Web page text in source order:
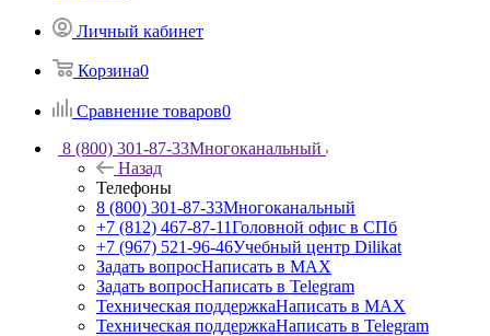
Личный кабинет
Корзина0
Сравнение товаров0
8 (800) 301-87-33Многоканальный
Назад
Телефоны
8 (800) 301-87-33Многоканальный
+7 (812) 467-87-11Головной офис в СПб
+7 (967) 521-96-46Учебный центр Dilikat
Задать вопросНаписать в MAX
Задать вопросНаписать в Telegram
Техническая поддержкаНаписать в MAX
Техническая поддержкаНаписать в Telegram